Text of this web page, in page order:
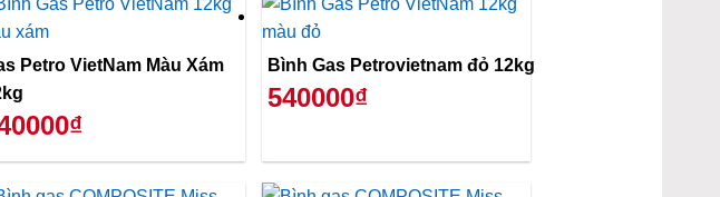
Petro VietNam Màu Xám
Bình Gas Petrovietnam đỏ 12kg
540000₫